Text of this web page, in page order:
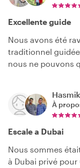
Excellente guide
Nous avons été
traditionnel
nous ne pouvons
Hasmik
À
Escale a Dubai
Nous sommes
à Dubai privé